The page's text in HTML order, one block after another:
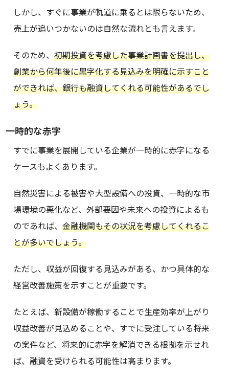
しかし、すぐに事業が軌道に乗るとは限らないため、
売上が追いつかないのは自然な流れとも言えます。
そのため、初期投資を考慮した事業計画書を提出し、
創業から何年後に黒字化する見込みを明確に示すこと
ができれば、銀行も融資してくれる可能性があるでし
ょう。
一時的な赤字
すでに事業を展開している企業が一時的に赤字になる
ケースもよくあります。
自然災害による被害や大型設備への投資、一時的な市
場環境の悪化など、外部要因や未来への投資によるも
のであれば、金融機関もその状況を考慮してくれるこ
とが多いでしょう。
ただし、収益が回復する見込みがある、かつ具体的な
経営改善施策を示すことが重要です。
たとえば、新設備が稼働することで生産効率が上がり
収益改善が見込めることや、すでに受注している将来
の案件など、将来的に赤字を解消できる根拠を示せれ
ば、融資を受けられる可能性は高まります。